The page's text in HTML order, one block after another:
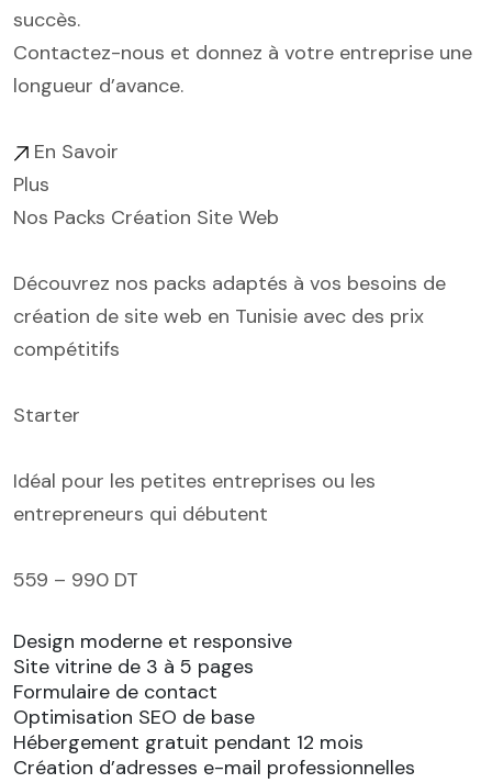
succès.
Contactez-nous et donnez à votre entreprise une
longueur d’avance.
En Savoir
Plus
Nos Packs Création Site Web
Découvrez nos packs adaptés à vos besoins de
création de site web en Tunisie avec des prix
compétitifs
Starter
Idéal pour les petites entreprises ou les
entrepreneurs qui débutent
559 – 990 DT
Design moderne et responsive
Site vitrine de 3 à 5 pages
Formulaire de contact
Optimisation SEO de base
Hébergement gratuit pendant 12 mois
Création d’adresses e-mail professionnelles